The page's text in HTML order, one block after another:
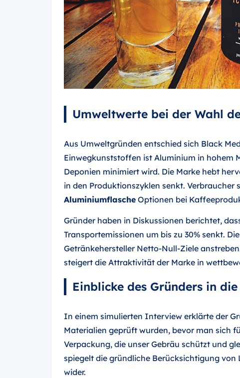
Umweltwerte bei der Wahl
Aus Umweltgründen entschied sich Black
Einwegkunststoffen ist Aluminium in hohem
Deponien minimiert wird. Die Marke hebt
in den Produktionszyklen senkt. Verbraucher
Aluminiumflasche Optionen bei
Gründer haben in Diskussionen berichtet,
Transportemissionen um bis zu 30% senkt.
Getränkehersteller Netto-Null-Ziele
steigert die Attraktivität der Marke in
Einblicke des Gründers in
In einem simulierten Interview erklärte der
Materialien geprüft wurden, bevor man sich
Verpackung, die unser Gebräu schützt und
spiegelt die gründliche Berücksichtigung
wider.